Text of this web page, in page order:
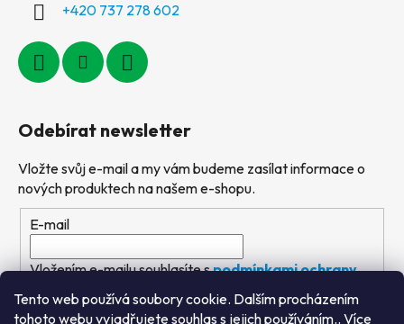
Tento web používá soubory cookie. Dalším procházením
tohoto webu vyjadřujete souhlas s jejich používáním.. Více
+420 737 278 602
Odebírat newsletter
Vložte svůj e-mail a my vám budeme zasílat informace o
nových produktech na našem e-shopu.
E-mail
Vložením e-mailu souhlasíte spodmínkami ochrany
osobních údajů